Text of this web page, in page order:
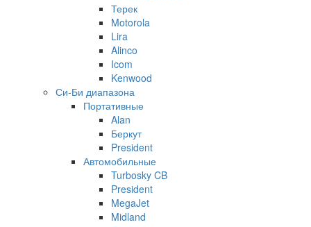
Терек
Motorola
Lira
Alinco
Icom
Kenwood
Си-Би диапазона
Портативные
Alan
Беркут
President
Автомобильные
Turbosky CB
President
MegaJet
Midland